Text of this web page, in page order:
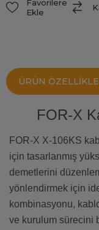
Favorilere
Ekle
ÜRÜN
FOR-X
FOR-X X-106KS
için tasarlanmış
demetlerini
yönlendirmek için
kombinasyonu,
ve kurulum sürecini